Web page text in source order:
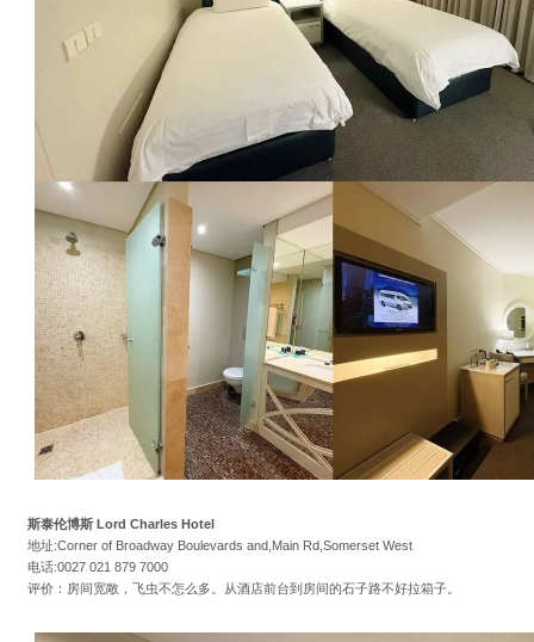
斯泰伦博斯 Lord Charles Hotel
地址:Corner of Broadway Boulevards and,Main Rd,Somerset West
电话:0027 021 879 7000
评价：房间宽敞，飞虫不怎么多。从酒店前台到房间的石子路不好拉箱子。